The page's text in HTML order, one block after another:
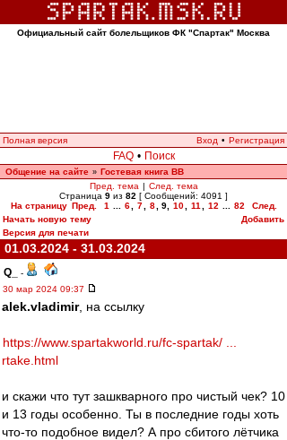
Официальный сайт болельщиков ФК "Спартак" Москва
Полная версия Вход • Регистрация
FAQ • Поиск
Общение на сайте » Гостевая книга ВВ
Пред. тема | След. тема
Страница 9 из 82 [ Сообщений: 4091 ]
На страницу Пред. 1 6 7 8 9, 10 11 12 82
След.
Начать новую тему
Добавить
Версия для печати
01.03.2024 - 31.03.2024
Q_
-
30 мар 2024 09:37
alek.vladimir, на ссылку
https://www.spartakworld.ru/fc-spartak/ ...
rtake.html
и скажи что тут зашкварного про чистый чек? 10
и 13 годы особенно. Ты в последние годы хоть
что-то подобное видел? А про сбитого лётчика